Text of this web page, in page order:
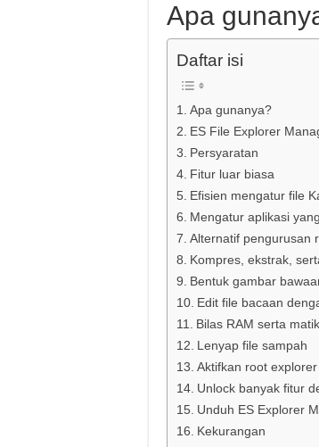
Apa
Daftar isi
Apa gunanya?
ES File Explorer
Persyaratan
Fitur luar biasa
Efisien mengatur file
Mengatur aplikasi
Alternatif pengurusan
Kompres, ekstrak,
Bentuk gambar
Edit file bacaan
Bilas RAM serta
Lenyap file sampah
Aktifkan root
Unlock banyak fitur
Unduh ES Explorer
Kekurangan